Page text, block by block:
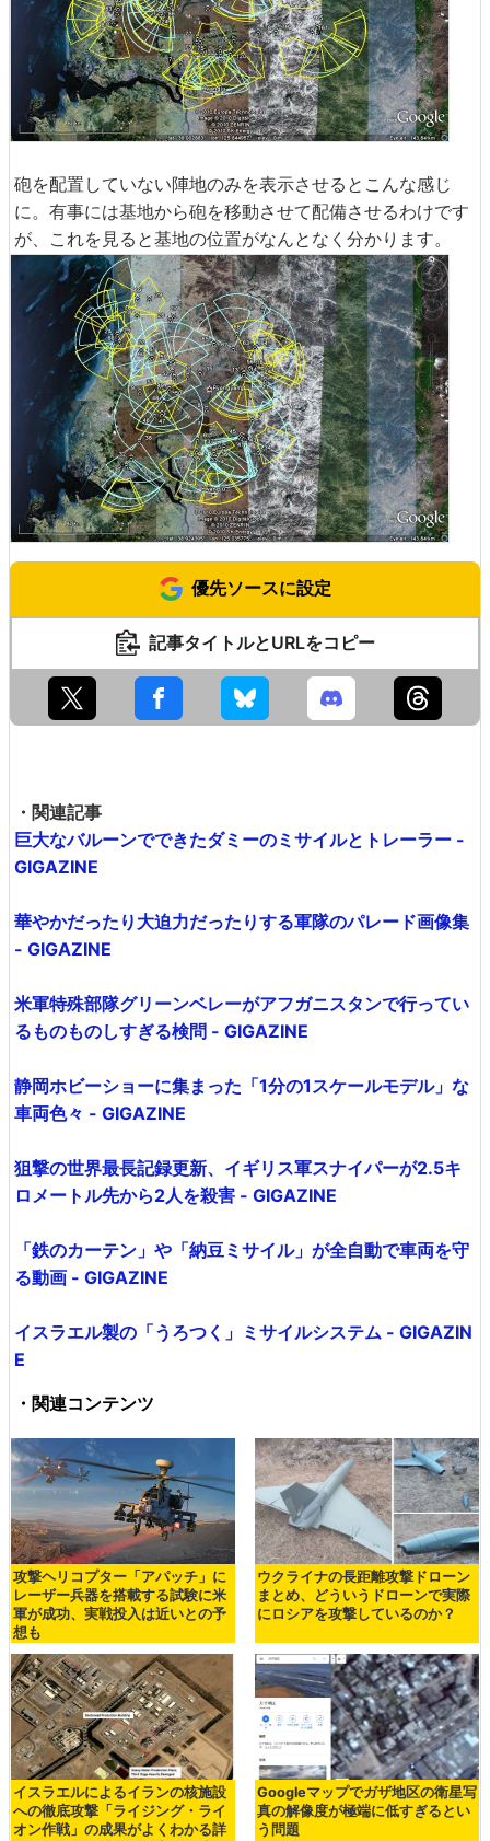
砲を配置していない陣地のみを表示させるとこんな感じ
に。有事には基地から砲を移動させて配備させるわけです
が、これを見ると基地の位置がなんとなく分かります。
優先ソースに設定
記事タイトルとURLをコピー
・関連記事
巨大なバルーンでできたダミーのミサイルとトレーラー -
GIGAZINE
華やかだったり大迫力だったりする軍隊のパレード画像集
- GIGAZINE
米軍特殊部隊グリーンベレーがアフガニスタンで行ってい
るものものしすぎる検問 - GIGAZINE
静岡ホビーショーに集まった「1分の1スケールモデル」な
車両色々 - GIGAZINE
狙撃の世界最長記録更新、イギリス軍スナイパーが2.5キ
ロメートル先から2人を殺害 - GIGAZINE
「鉄のカーテン」や「納豆ミサイル」が全自動で車両を守
る動画 - GIGAZINE
イスラエル製の「うろつく」ミサイルシステム - GIGAZIN
E
・関連コンテンツ
攻撃ヘリコプター「アパッチ」に
レーザー兵器を搭載する試験に米
軍が成功、実戦投入は近いとの予
想も
ウクライナの長距離攻撃ドローン
まとめ、どういうドローンで実際
にロシアを攻撃しているのか？
イスラエルによるイランの核施設
への徹底攻撃「ライジング・ライ
オン作戦」の成果がよくわかる詳
Googleマップでガザ地区の衛星写
真の解像度が極端に低すぎるとい
う問題